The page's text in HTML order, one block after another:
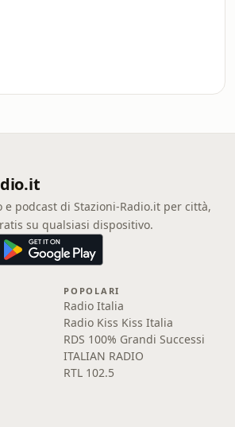
e podcast di Stazioni-Radio.it per città,
su qualsiasi dispositivo.
POPOLARI
Radio Italia
Radio Kiss Kiss Italia
RDS 100% Grandi Successi
ITALIAN RADIO
RTL 102.5